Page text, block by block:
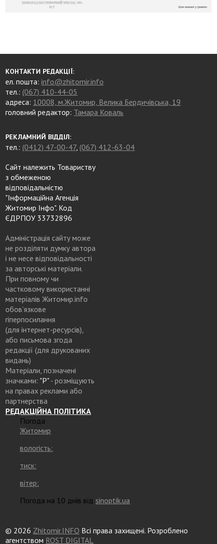
КОНТАКТИ РЕДАКЦІЇ:
ел. пошта:info@zhitomir.info
тел.: (067) 410-44-05
адреса: 10008, м.Житомир, Велика Бердичівська, 19
головний редактор: Тамара Коваль
РЕКЛАМНИЙ ВІДДІЛ:
тел.: (0412) 47-00-47, (067) 412-63-04
Сайт належить Товариству
з обмеженою
відповідальністю
"Інформаційна Агенція
Житомир Інфо". Код
ЄДРПОУ 33732896
Адміністрація сайту може
не розділяти думку автора
і не несе відповідальності
за авторські матеріали.
При повному чи
частковому використанні
матеріалів Житомир.info
обов’язкове
гіперпосилання
(для інтернет-ресурсів),
або письмова згода
редакції (для друкованих
видань)
Матеріали, позначені
значками: "Р"- розміщують
на правах реклами або
партнерства
РЕДАКЦІЙНА ПОЛІТИКА
Погода
Житомир
вологість:
тиск:
вітер:
Погода на 10 днів відsinoptik.ua
© 2026 Zhitomir.INFO Всі права захищені. Розроблено
агентством ROST DIGITAL